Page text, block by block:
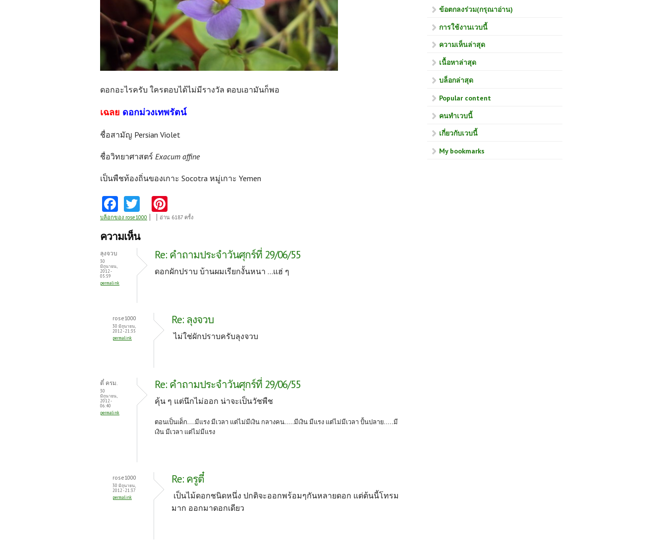
ดอกอะไรครับ ใครตอบได้ไม่มีรางวัล ตอบเอามันก็พอ
เฉลย ดอกม่วงเทพรัตน์
ชื่อสามัญ Persian Violet
ชื่อวิทยาศาสตร์ Exacum affine
เป็นพืชท้องถิ่นของเกาะ Socotra หมู่เกาะ Yemen
Fa
ce
b
k
w
itt
nt
es
t
บล็อกของ rose1000 อ่าน 6187 ครั้ง
ความเห็น
ลุงจวบ
30
มิถุนายน,
2012 -
05:59
permalink
Re: คำถามประจำวันศุกร์ที่ 29/06/55
ดอกผักปราบ บ้านผมเรียกงั้นหนา ...แฮ่ ๆ
rose1000
30 มิถุนายน,
2012 - 21:35
permalink
Re: ลุงจวบ
ไม่ใช่ผักปราบครับลุงจวบ
ตี๋ ครม.
30
มิถุนายน,
2012 -
06:40
permalink
Re: คำถามประจำวันศุกร์ที่ 29/06/55
คุ้น ๆ แต่นึกไม่ออก น่าจะเป็นวัชพืช
ตอนเป็นเด็ก....มีแรง มีเวลา แต่ไม่มีเงิน กลางคน.....มีเงิน มีแรง แต่ไม่มีเวลา ปั้นปลาย.....มี
เงิน มีเวลา แต่ไม่มีแรง
rose1000
30 มิถุนายน,
2012 - 21:37
permalink
Re: ครูตี๋
เป็นไม้ดอกชนิดหนึ่ง ปกติจะออกพร้อมๆกันหลายดอก แต่ต้นนี้โทรม
มาก ออกมาดอกเดียว
ข้อตกลงร่วม(กรุณาอ่าน)
การใช้งานเวบนี้
ความเห็นล่าสุด
เนื้อหาล่าสุด
บล็อกล่าสุด
Popular content
คนทำเวบนี้
เกี่ยวกับเวบนี้
My bookmarks